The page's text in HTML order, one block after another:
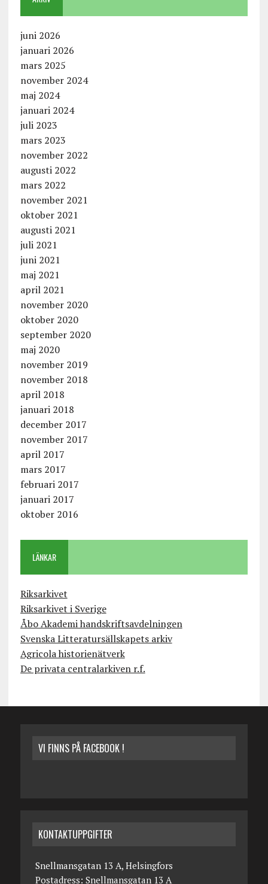
juni 2026
januari 2026
mars 2025
november 2024
maj 2024
januari 2024
juli 2023
mars 2023
november 2022
augusti 2022
mars 2022
november 2021
oktober 2021
augusti 2021
juli 2021
juni 2021
maj 2021
april 2021
november 2020
oktober 2020
september 2020
maj 2020
november 2019
november 2018
april 2018
januari 2018
december 2017
november 2017
april 2017
mars 2017
februari 2017
januari 2017
oktober 2016
LÄNKAR
Riksarkivet
Riksarkivet i Sverige
Åbo Akademi handskriftsavdelningen
Svenska Litteratursällskapets arkiv
Agricola historienätverk
De privata centralarkiven r.f.
VI FINNS PÅ FACEBOOK !
KONTAKTUPPGIFTER
Snellmansgatan 13 A, Helsingfors
Postadress: Snellmansgatan 13 A